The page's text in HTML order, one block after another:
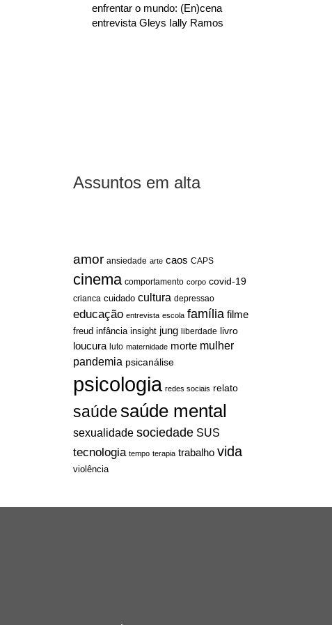
enfrentar o mundo: (En)cena
entrevista Gleys Ially Ramos
Assuntos em alta
amor ansiedade arte caos CAPS
cinema comportamento corpo covid-19
crianca cuidado cultura depressao
educação entrevista escola família filme
freud infância insight jung liberdade livro
loucura luto maternidade morte mulher
pandemia psicanálise
psicologia redes sociais relato
saúdesaúde mental
sexualidade sociedade SUS
tecnologia tempo terapia trabalho vida
violência